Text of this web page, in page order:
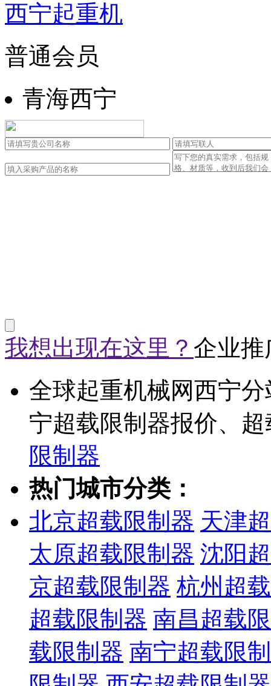
西宁起重机
普通会员
青海西宁
我想出现在这里？ 企业推
全球起重机械网西宁
宁超载限制器报价、
限制器
热门城市分类：
北京超载限制器 天津
太原超载限制器 沈阳
京超载限制器 杭州超
超载限制器 南昌超载
载限制器 南宁超载限